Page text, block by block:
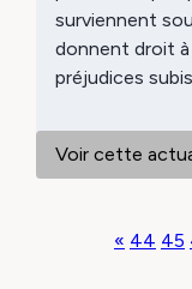
surviennent
donnent droit
préjudices
Voir cette
« 44 45